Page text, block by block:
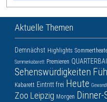
Aktuelle Themen
Demnächst Highlights
Sommerkabarett Premieren
Sehenswürdigkeiten
Kabarett Eintritt frei Heute
Zoo Leipzig Morgen Dinner-